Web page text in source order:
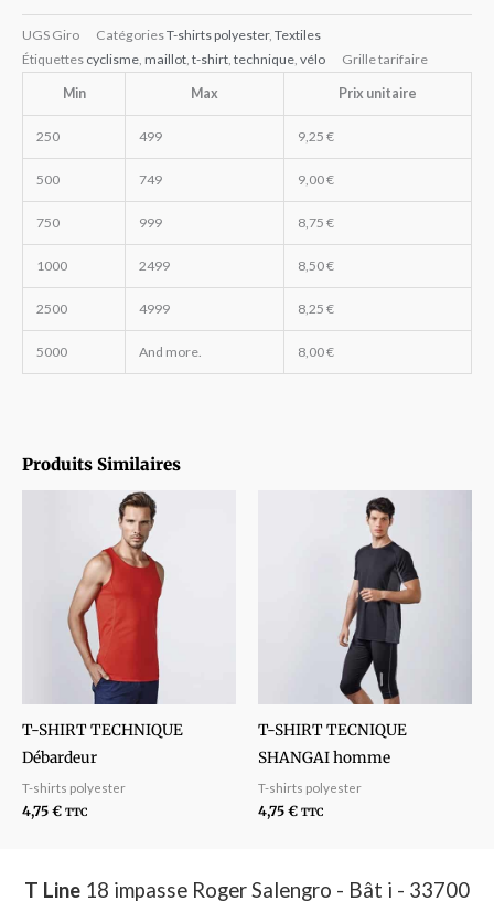
UGS Giro CatégoriesT-shirts polyester, Textiles
Étiquettes cyclisme maillot t-shirt technique vélo Grille tarifaire
Min Max Prix unitaire
250 499 9,25€
500 749 9,00€
750 999 8,75€
1000 2499 8,50€
2500 4999 8,25€
5000 And more. 8,00€
Produits Similaires
T-SHIRT TECHNIQUE
Débardeur
T-shirts polyester
4,75 € TTC
T-SHIRT TECNIQUE
SHANGAI homme
T-shirts polyester
4,75 € TTC
T Line 18 impasse Roger Salengro - Bât i - 33700